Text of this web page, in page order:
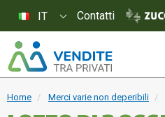
Home Merci varie non deperibili
IT Contatti